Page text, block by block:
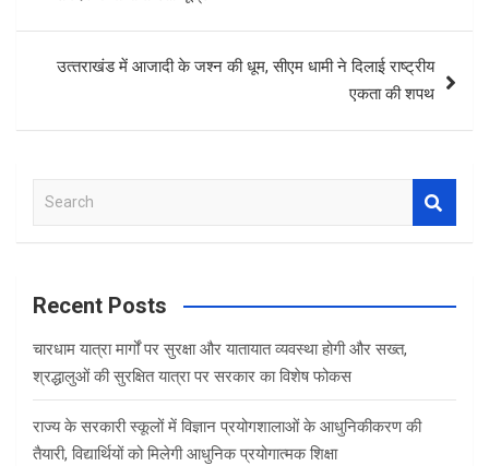
उत्‍तराखंड में आजादी के जश्‍न की धूम, सीएम धामी ने दिलाई राष्ट्रीय
एकता की शपथ
a
c
Recent Posts
चारधाम यात्रा मार्गों पर सुरक्षा और यातायात व्यवस्था होगी और सख्त,
श्रद्धालुओं की सुरक्षित यात्रा पर सरकार का विशेष फोकस
राज्य के सरकारी स्कूलों में विज्ञान प्रयोगशालाओं के आधुनिकीकरण की
तैयारी, विद्यार्थियों को मिलेगी आधुनिक प्रयोगात्मक शिक्षा